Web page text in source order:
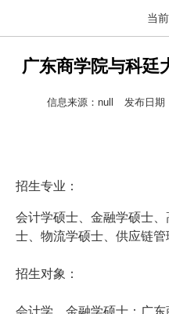
当
广东商学院与科廷
信息来源：null 发布日期
招生专业：
会计学硕士、金融学硕士
士、物流学硕士、供应链管
招生对象：
会计学、金融学硕士：广